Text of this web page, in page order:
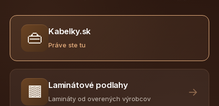
👜 Kabelky.sk
Práve ste tu
🟫 Laminátové podlahy
Lamináty od overených výrobcov
→